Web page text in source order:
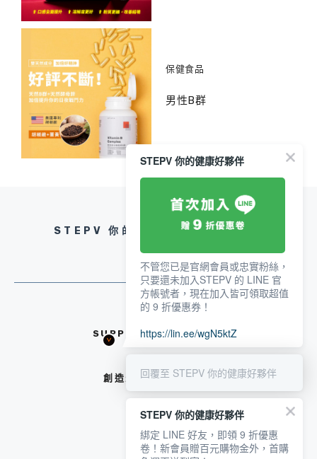
保健食品
男性B群
STEPV 你的健康好夥伴｜健康專欄
SUPPORT@PEETA.TW
創造生活與健康的平衡
STEPV 你的健康好夥伴
不管您已是官網會員或忠實粉絲，
只要還未加入STEPV 的 LINE 官
方帳號者，現在加入皆可領取超值
的 9 折優惠券！
https://lin.ee/wgN5ktZ
回覆至 STEPV 你的健康好夥伴
STEPV 你的健康好夥伴
綁定 LINE 好友，即領 9 折優惠
卷！新會員贈百元購物金外，首購